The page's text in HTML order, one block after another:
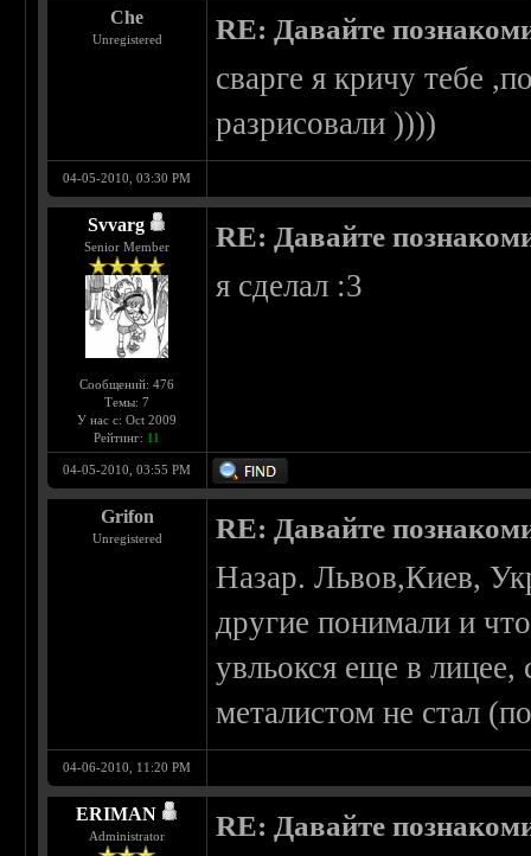
Che
Unregistered RE: Давайте
сварге я кричу тебе
разрисовали ))))
04-05-2010, 03:30 PM
Svvarg
Senior Member
Сообщений: 476
Темы: 7
У нас с: Oct 2009
Рейтинг: 11
RE: Давайте
я сделал :3
04-05-2010, 03:55 PM
Grifon
Unregistered RE: Давайте
Назар. Львов,Киев,
другие понимали и
увльокся еще в
металистом не стал
04-06-2010, 11:20 PM
ERIMAN
Administrator RE: Давайте